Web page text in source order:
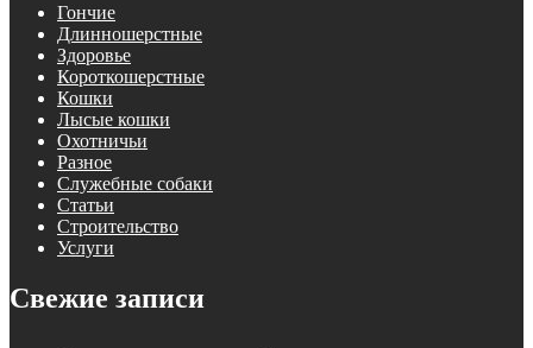
Гончие
Длинношерстные
Здоровье
Короткошерстные
Кошки
Лысые кошки
Охотничьи
Разное
Служебные собаки
Статьи
Строительство
Услуги
Свежие записи